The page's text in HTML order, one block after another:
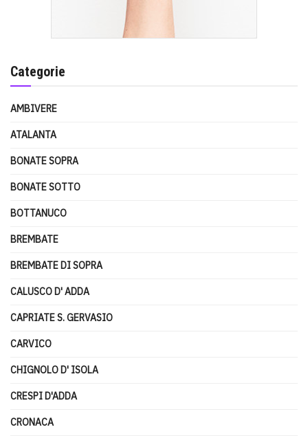
Categorie
AMBIVERE
ATALANTA
BONATE SOPRA
BONATE SOTTO
BOTTANUCO
BREMBATE
BREMBATE DI SOPRA
CALUSCO D' ADDA
CAPRIATE S. GERVASIO
CARVICO
CHIGNOLO D' ISOLA
CRESPI D'ADDA
CRONACA